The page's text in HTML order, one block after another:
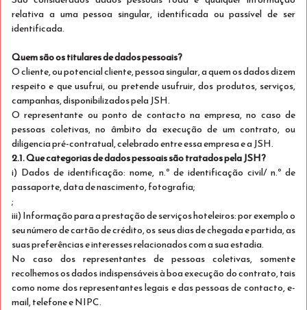
Just Non-Refundable Ver detalhes
Só Alojamento
10% imediato em reservas não reembolsáveis!
Exclusivo para Mobile
Stay Twin 5% desconto
Dormem 2
Ver detalhes Apenas 1 quarto disponível
relativa a uma pessoa singular, identificada ou passível de ser
identificada.
Quem são os titulares de dados pessoais?
O cliente, ou potencial cliente, pessoa singular, a quem os dados dizem
respeito e que usufrui, ou pretende usufruir, dos produtos, serviços,
campanhas, disponibilizados pela JSH.
O representante ou ponto de contacto na empresa, no caso de
pessoas coletivas, no âmbito da execução de um contrato, ou
diligencia pré-contratual, celebrado entre essa empresa e a JSH.
2.1. Que categorias de dados pessoais são tratados pela JSH?
i) Dados de identificação: nome, n.º de identificação civil/ n.º de
passaporte, data de nascimento, fotografia;
;
iii) Informação para a prestação de serviços hoteleiros: por exemplo o
seu número de cartão de crédito, os seus dias de chegada e partida, as
suas preferências e interesses relacionados com a sua estadia.
No caso dos representantes de pessoas coletivas, somente
recolhemos os dados indispensáveis à boa execução do contrato, tais
como nome dos representantes legais e das pessoas de contacto, e-
mail, telefone e NIPC.